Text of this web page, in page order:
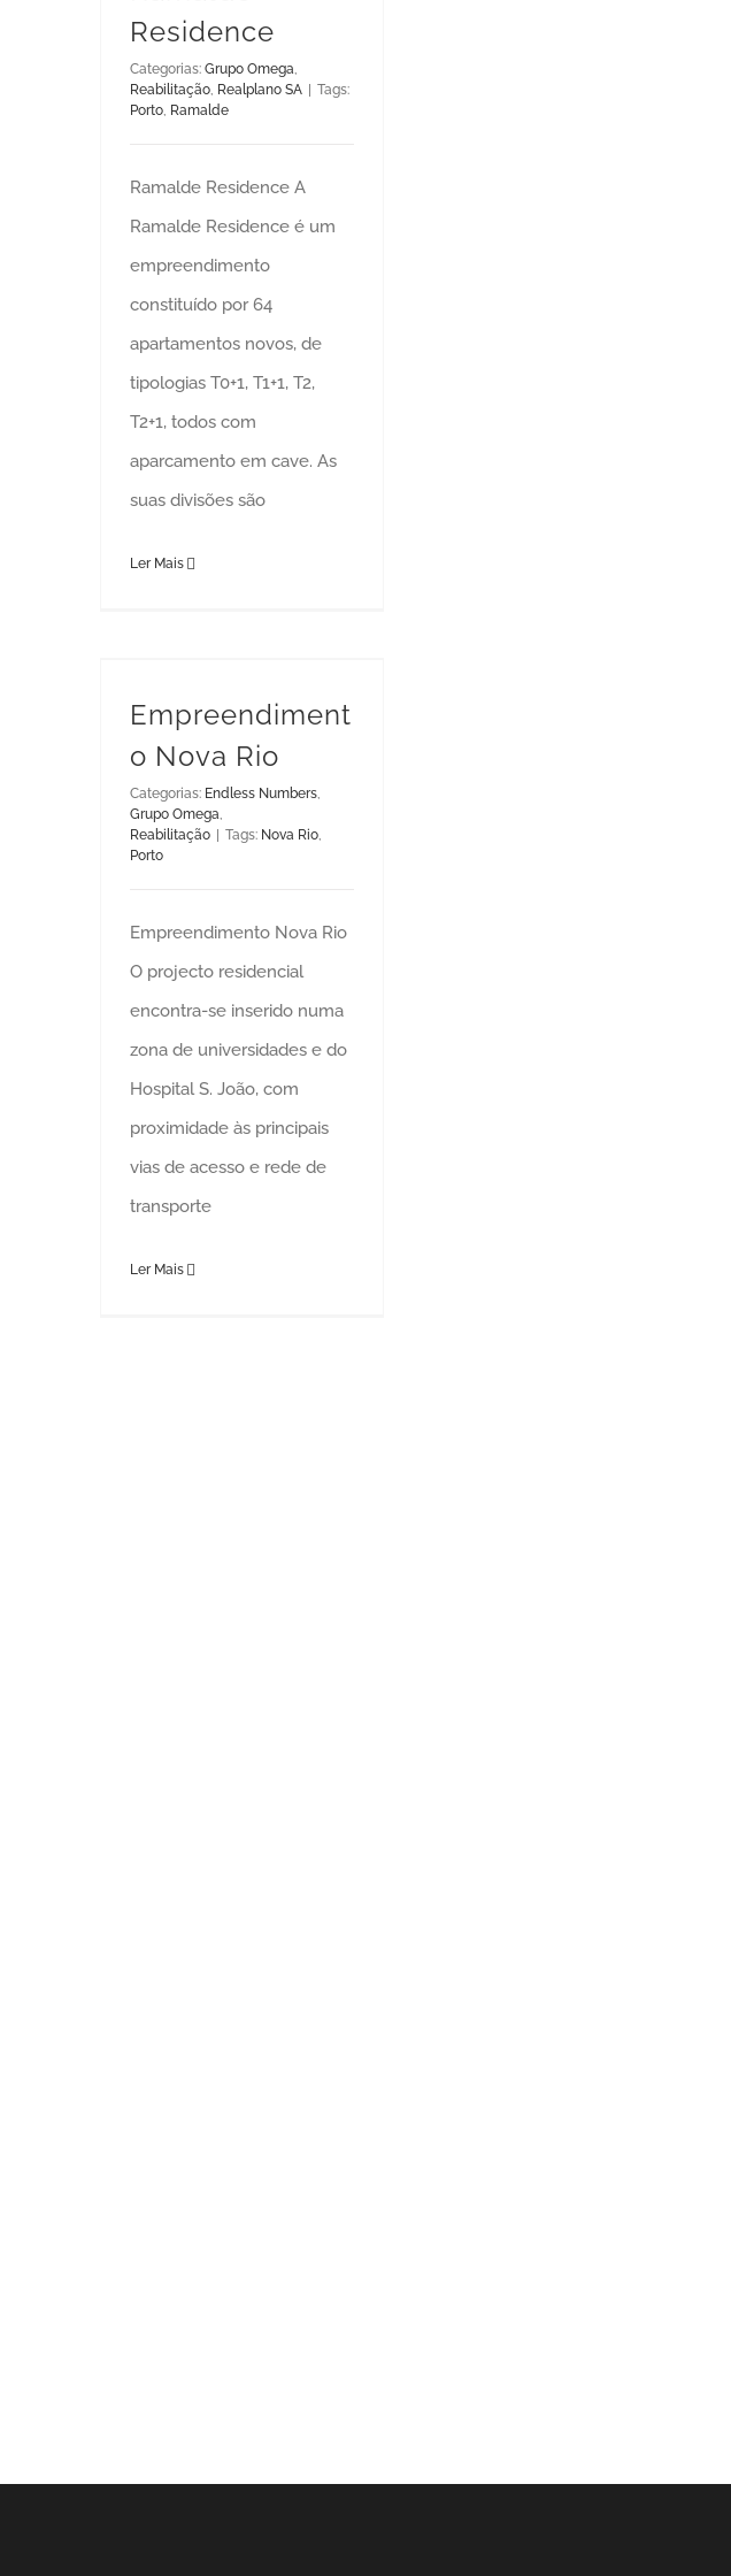
Residence
Categorias: Grupo Omega,
Reabilitação, Realplano SA
Tags:
Porto, Ramalde
Ramalde Residence A
Ramalde Residence é um
empreendimento
constituído por 64
apartamentos novos, de
tipologias T0+1, T1+1, T2,
T2+1, todos com
aparcamento em cave. As
suas divisões são
Ler Mais
Empreendiment
o Nova Rio
Categorias: Endless Numbers,
Grupo Omega,
Reabilitação
Tags: Nova Rio,
Porto
Empreendimento Nova Rio
O projecto residencial
encontra-se inserido numa
zona de universidades e do
Hospital S. João, com
proximidade às principais
vias de acesso e rede de
transporte
Ler Mais